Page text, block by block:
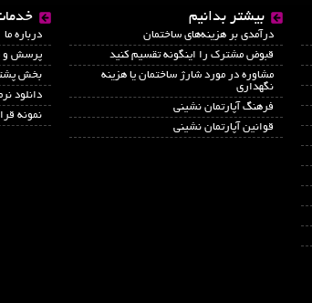
بیشتر بدانیم
درآمدي بر هزينه‌هاي ساختمان
قبوض مشترک را اینگونه تقسیم کنید
مشاوره در مورد شارژ ساختمان یا هزینه
نگهداری
فرهنگ آپارتمان نشینی
قوانین آپارتمان نشینی
درباره ما
پرسش و
بخش
دانلود
نمونه